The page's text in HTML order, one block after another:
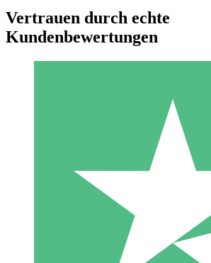
Individuelle Credit-
Zahlen Sie nach Bedarf mit
monatliche Verpflichtung
10 00
Vertrauen durch echte
Kundenbewertungen